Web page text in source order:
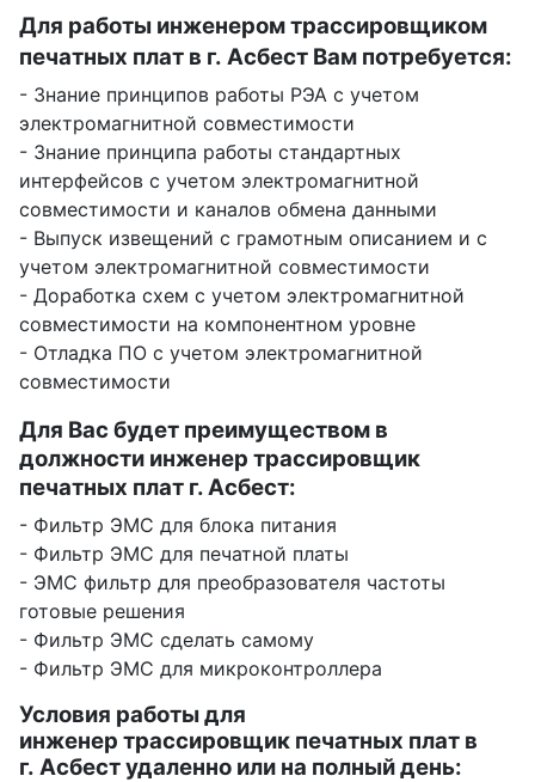
Для работы инженером трассировщиком
печатных плат в г. Асбест Вам потребуется:
- Знание принципов работы РЭА с учетом
электромагнитной совместимости
- Знание принципа работы стандартных
интерфейсов с учетом электромагнитной
совместимости и каналов обмена данными
- Выпуск извещений с грамотным описанием и с
учетом электромагнитной совместимости
- Доработка схем с учетом электромагнитной
совместимости на компонентном уровне
- Отладка ПО с учетом электромагнитной
совместимости
Для Вас будет преимуществом в
должности инженер трассировщик
печатных плат г. Асбест:
- Фильтр ЭМС для блока питания
- Фильтр ЭМС для печатной платы
- ЭМС фильтр для преобразователя частоты
готовые решения
- Фильтр ЭМС сделать самому
- Фильтр ЭМС для микроконтроллера
Условия работы для
инженер трассировщик печатных плат в
г. Асбест удаленно или на полный день: